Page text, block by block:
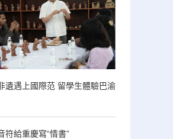
遺遇上國際范 留學生體驗巴渝
符給重慶寫“情書”